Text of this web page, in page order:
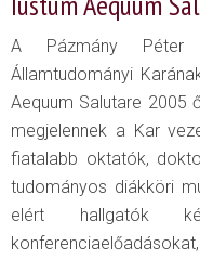
A Pázmány Péter
Államtudományi
Aequum Salutare 2005
megjelennek a Kar
fiatalabb oktatók,
tudományos diákköri
elért hallgatók